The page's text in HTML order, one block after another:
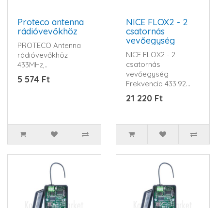
Proteco antenna
rádióvevőkhöz
PROTECO Antenna
rádióvevőkhöz
433MHz,..
5 574 Ft
NICE FLOX2 - 2
csatornás
vevőegység
NICE FLOX2 - 2
csatornás
vevőegység
Frekvencia 433.92
MHz Tápf..
21 220 Ft